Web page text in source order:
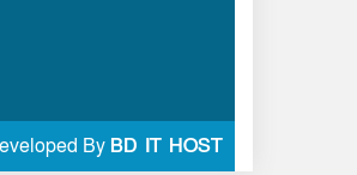
By BD IT HOST